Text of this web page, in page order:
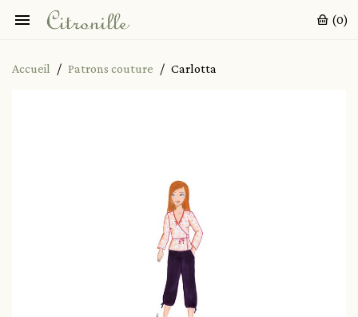
 (0)
Accueil Patrons couture Carlotta